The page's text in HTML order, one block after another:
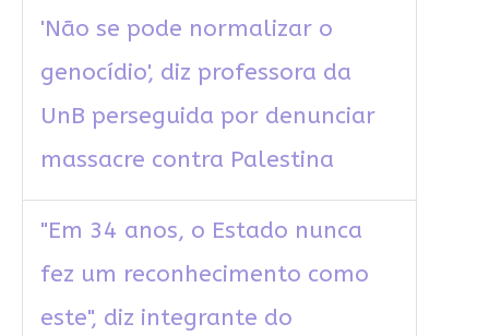
'Não se pode normalizar o
genocídio', diz professora da
UnB perseguida por denunciar
massacre contra Palestina
"Em 34 anos, o Estado nunca
fez um reconhecimento como
este", diz integrante do